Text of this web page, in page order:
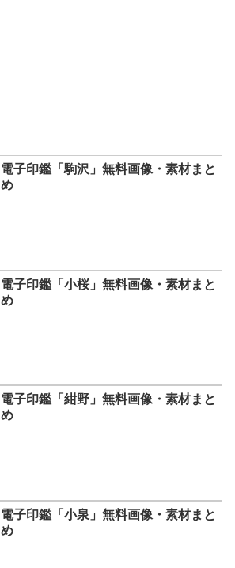
電子印鑑「駒沢」無料画像・素材まと
め
電子印鑑「小桜」無料画像・素材まと
め
電子印鑑「紺野」無料画像・素材まと
め
電子印鑑「小泉」無料画像・素材まと
め